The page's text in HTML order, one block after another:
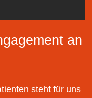
an
steht für uns